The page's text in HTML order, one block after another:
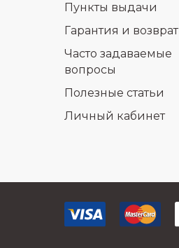
Часто задаваемые
вопросы
Гарантия и возврат
Полезные статьи
Пункты выдачи
Личный кабинет